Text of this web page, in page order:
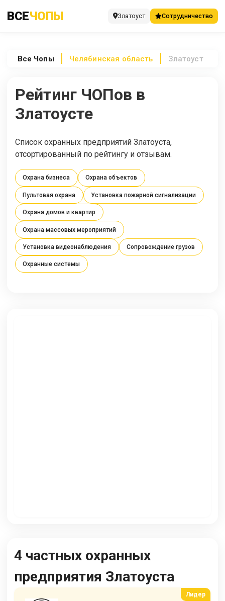
ВСЕЧОПЫ Златоуст Сотрудничество
Все Чопы Челябинская область Златоуст
Рейтинг ЧОПов в
Златоусте
Список охранных предприятий Златоуста,
отсортированный по рейтингу и отзывам.
Охрана бизнеса Охрана объектов
Пультовая охрана Установка пожарной сигнализации
Охрана домов и квартир
Охрана массовых мероприятий
Установка видеонаблюдения Сопровождение грузов
Охранные системы
4 частных охранных
предприятия Златоуста